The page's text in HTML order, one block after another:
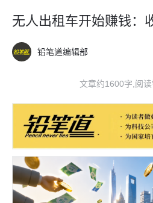
无人出租车开始赚钱：
铅笔道编辑部
文章约1600字,阅